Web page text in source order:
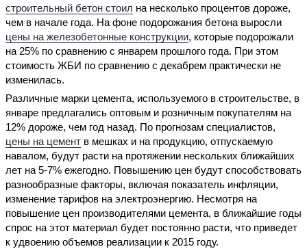
строительный бетон стоил на несколько процентов дороже,
чем в начале года. На фоне подорожания бетона выросли
цены на железобетонные конструкции, которые подорожали
на 25% по сравнению с январем прошлого года. При этом
стоимость ЖБИ по сравнению с декабрем практически не
изменилась.
Различные марки цемента, используемого в строительстве, в
январе предлагались оптовым и розничным покупателям на
12% дороже, чем год назад. По прогнозам специалистов,
цены на цемент в мешках и на продукцию, отпускаемую
навалом, будут расти на протяжении нескольких ближайших
лет на 5-7% ежегодно. Повышению цен будут способствовать
разнообразные факторы, включая показатель инфляции,
изменение тарифов на электроэнергию. Несмотря на
повышение цен производителями цемента, в ближайшие годы
спрос на этот материал будет постоянно расти, что приведет
к удвоению объемов реализации к 2015 году.